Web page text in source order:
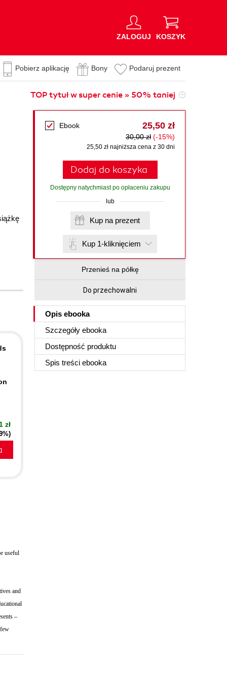
ZALOGUJ KOSZYK
Pobierz aplikację Bony Podaruj prezent
TOP tytuł w super cenie » 50% taniej
Ebook 25,50 zł
30,00 zł (-15%)
25,50 zł najniższa cena z 30 dni
Dodaj do koszyka
Dostępny natychmiast po opłaceniu zakupu
lub
Kup na prezent
Kup 1-kliknięciem
Przenieś na półkę
Do przechowalni
Opis ebooka
Szczegóły ebooka
Dostępność produktu
Spis treści ebooka
zł
useful
and
–